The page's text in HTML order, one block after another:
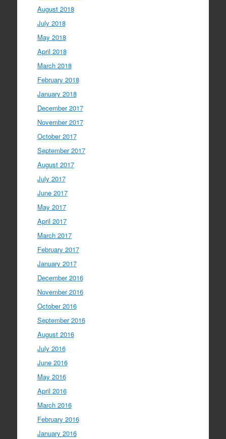
August 2018
July 2018
May 2018
April 2018
March 2018
February 2018
January 2018
December 2017
November 2017
October 2017
September 2017
August 2017
July 2017
June 2017
May 2017
April 2017
March 2017
February 2017
January 2017
December 2016
November 2016
October 2016
September 2016
August 2016
July 2016
June 2016
May 2016
April 2016
March 2016
February 2016
January 2016